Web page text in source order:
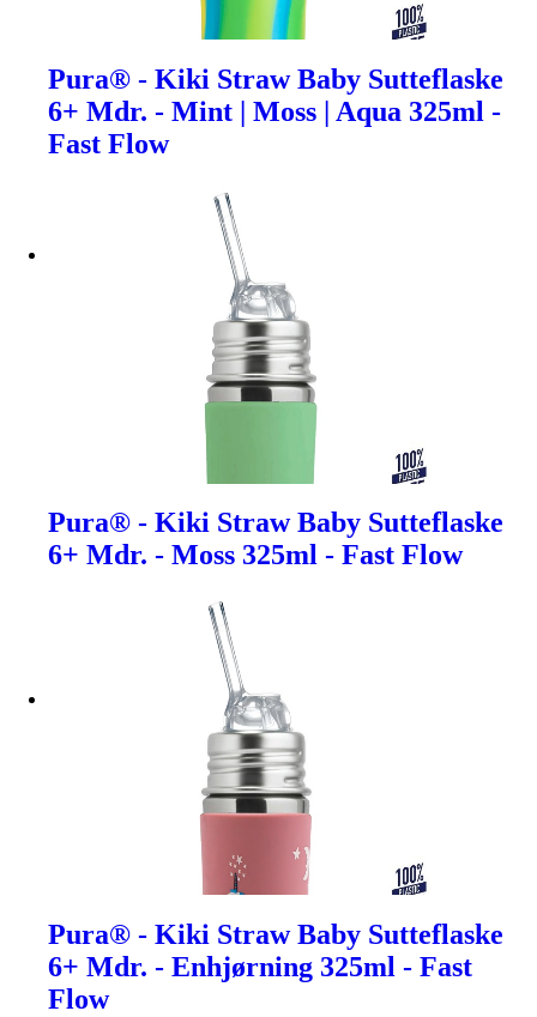
Pura® - Kiki Straw Baby Sutteflaske
6+ Mdr. - Mint | Moss | Aqua 325ml -
Fast Flow
Pura® - Kiki Straw Baby Sutteflaske
6+ Mdr. - Moss 325ml - Fast Flow
Pura® - Kiki Straw Baby Sutteflaske
6+ Mdr. - Enhjørning 325ml - Fast
Flow